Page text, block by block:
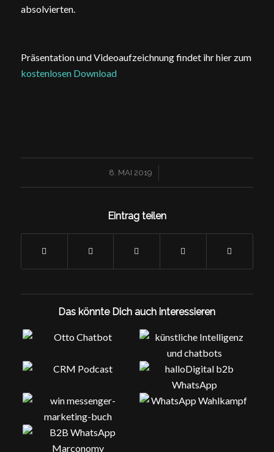
absolvierten.
Präsentation und Videoaufzeichnung findet ihr hier zum
kostenlosen Download
8. MAI 2019
/
Eintrag teilen
Das könnte Dich auch interessieren